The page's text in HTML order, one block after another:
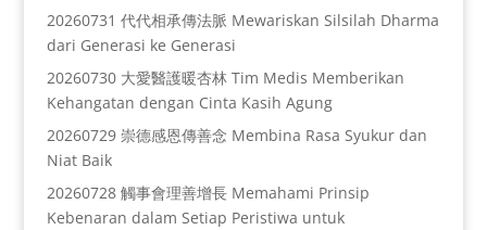
20260731 代代相承傳法脈 Mewariskan Silsilah Dharma
dari Generasi ke Generasi
20260730 大愛醫護暖杏林 Tim Medis Memberikan
Kehangatan dengan Cinta Kasih Agung
20260729 崇德感恩傳善念 Membina Rasa Syukur dan
Niat Baik
20260728 觸事會理善增長 Memahami Prinsip
Kebenaran dalam Setiap Peristiwa untuk